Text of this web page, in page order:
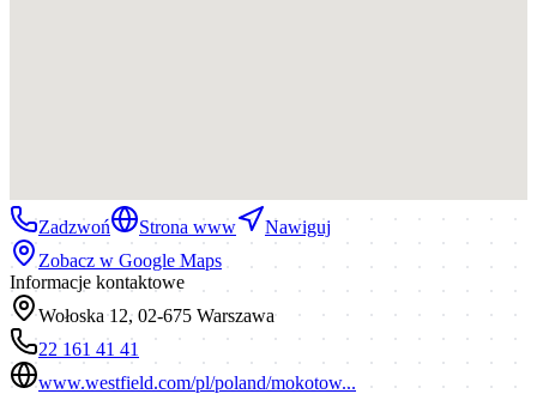
Zadzwoń Strona www
Nawiguj
Zobacz w Google Maps
Informacje kontaktowe
Wołoska 12, 02-675 Warszawa
22 161 41 41
www.westfield.com/pl/poland/mokotow...